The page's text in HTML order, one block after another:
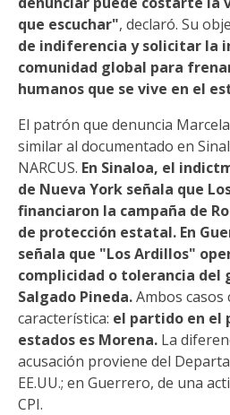
que escuchar", declaró. Su
de indiferencia y solicitar la
comunidad global para
humanos que se vive en el
El patrón que denuncia
similar al documentado en
NARCUS. En Sinaloa, el
de Nueva York señala que
financiaron la campaña de
de protección estatal. En
señala que "Los Ardillos"
complicidad o tolerancia del
Salgado Pineda.Ambos
característica: el partido en el
estados es Morena. La
acusación proviene del
EE.UU.; en Guerrero, de una
CPI.